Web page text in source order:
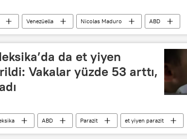
Venezüella Nicolas Maduro
ABD
Fox News F-35
New York Times
da et yiyen
Vakalar yüzde 53 arttı,
ABD Parazit
et yiyen parazit